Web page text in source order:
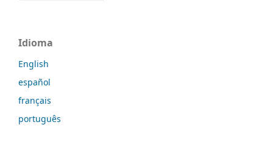
Idioma
English
español
français
português